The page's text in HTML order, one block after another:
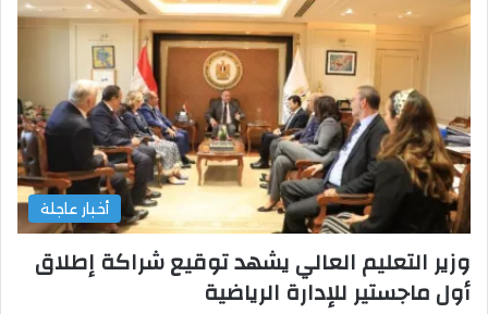
أخبار عاجلة
وزير التعليم العالي يشهد توقيع شراكة إطلاق
أول ماجستير للإدارة الرياضية